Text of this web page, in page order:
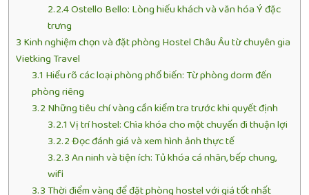
2.2.4Ostello Bello: Lòng hiếu khách và văn hóa Ý đặc
trưng
3 Kinh nghiệm chọn và đặt phòng Hostel Châu Âu từ chuyên gia
Vietking Travel
3.1 Hiểu rõ các loại phòng phổ biến: Từ phòng dorm đến
phòng riêng
3.2 Những tiêu chí vàng cần kiểm tra trước khi quyết định
3.2.1 Vị trí hostel: Chìa khóa cho một chuyến đi thuận lợi
3.2.2Đọc đánh giá và xem hình ảnh thực tế
3.2.3An ninh và tiện ích: Tủ khóa cá nhân, bếp chung,
wifi
3.3Thời điểm vàng để đặt phòng hostel với giá tốt nhất